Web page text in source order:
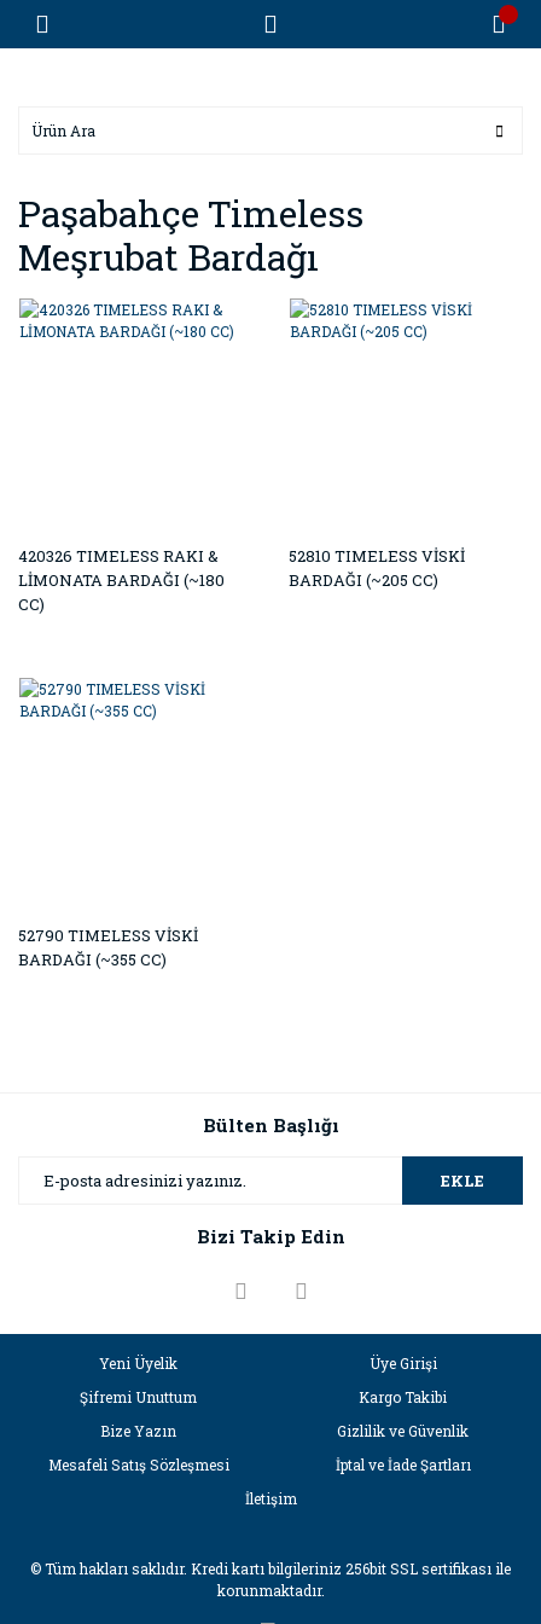
Paşabahçe Timeless
Meşrubat Bardağı
420326 TIMELESS RAKI &
LİMONATA BARDAĞI (~180
CC)
52810 TIMELESS VİSKİ
BARDAĞI (~205 CC)
52790 TIMELESS VİSKİ
BARDAĞI (~355 CC)
Bülten Başlığı
EKLE
Bizi Takip Edin
Yeni Üyelik
Üye Girişi
Şifremi Unuttum
Kargo Takibi
Bize Yazın
Gizlilik ve Güvenlik
Mesafeli Satış Sözleşmesi
İptal ve İade Şartları
İletişim
© Tüm hakları saklıdır. Kredi kartı bilgileriniz 256bit SSL sertifikası ile
korunmaktadır.